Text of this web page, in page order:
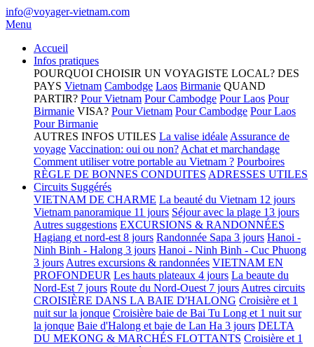
info@voyager-vietnam.com
Menu
Accueil
Infos pratiques
POURQUOI CHOISIR UN VOYAGISTE LOCAL? DES
PAYS Vietnam Cambodge Laos Birmanie QUAND
PARTIR? Pour Vietnam Pour Cambodge Pour Laos Pour
Birmanie VISA? Pour Vietnam Pour Cambodge Pour Laos
Pour Birmanie
AUTRES INFOS UTILES La valise idéale Assurance de
voyage Vaccination: oui ou non? Achat et marchandage
Comment utiliser votre portable au Vietnam ? Pourboires
RÈGLE DE BONNES CONDUITES ADRESSES UTILES
Circuits Suggérés
VIETNAM DE CHARME La beauté du Vietnam 12 jours
Vietnam panoramique 11 jours Séjour avec la plage 13 jours
Autres suggestions EXCURSIONS & RANDONNÉES
Hagiang et nord-est 8 jours Randonnée Sapa 3 jours Hanoi -
Ninh Binh - Halong 3 jours Hanoi - Ninh Binh - Cuc Phuong
3 jours Autres excursions & randonnées VIETNAM EN
PROFONDEUR Les hauts plateaux 4 jours La beaute du
Nord-Est 7 jours Route du Nord-Ouest 7 jours Autres circuits
CROISIÈRE DANS LA BAIE D'HALONG Croisière et 1
nuit sur la jonque Croisière baie de Bai Tu Long et 1 nuit sur
la jonque Baie d'Halong et baie de Lan Ha 3 jours DELTA
DU MEKONG & MARCHÉS FLOTTANTS Croisière et 1